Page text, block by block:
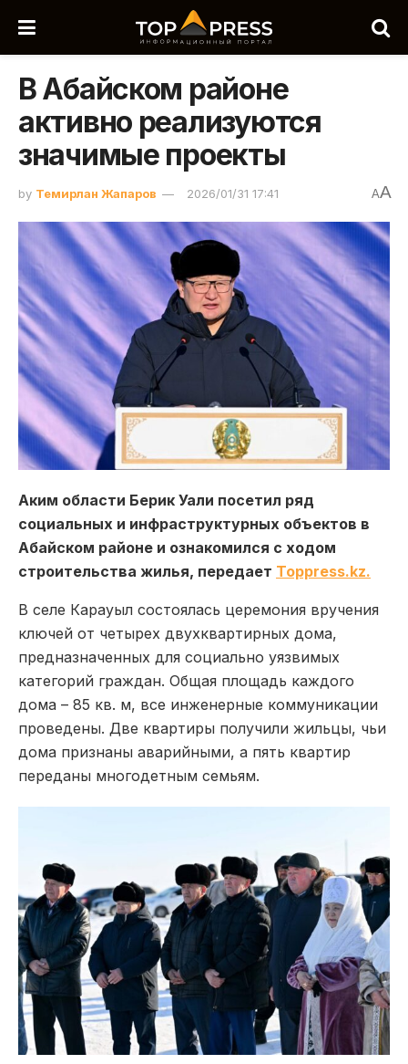
В Абайском районе
активно реализуются
значимые проекты
by Темирлан Жапаров 2026/01/31 17:41 AA
Аким области Берик Уали посетил ряд
социальных и инфраструктурных объектов в
Абайском районе и ознакомился с ходом
строительства жилья, передает Toppress.kz.
В селе Карауыл состоялась церемония вручения
ключей от четырех двухквартирных дома,
предназначенных для социально уязвимых
категорий граждан. Общая площадь каждого
дома – 85 кв. м, все инженерные коммуникации
проведены. Две квартиры получили жильцы, чьи
дома признаны аварийными, а пять квартир
переданы многодетным семьям.